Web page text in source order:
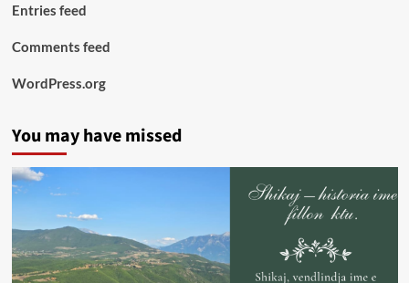
Entries feed
Comments feed
WordPress.org
You may have missed